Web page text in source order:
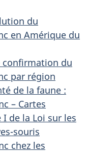
du
en Amérique du
confirmation du
par région
de la faune :
– Cartes
de la Loi sur les
souris
chez les